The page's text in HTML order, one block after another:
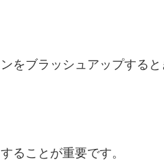
をブラッシュアップする
ることが重要です。